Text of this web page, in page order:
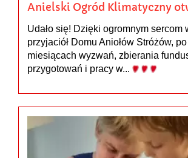
Anielski Ogród Klimatyczny
Udało się! Dzięki ogromnym sercom
przyjaciół Domu Aniołów Stróżów,
miesiącach wyzwań, zbierania
przygotowań i pracy w...